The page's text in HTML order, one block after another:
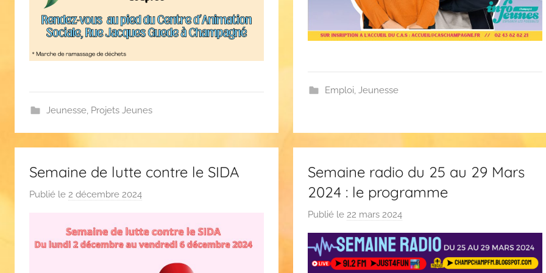
Jeunesse, Projets Jeunes
Emploi, Jeunesse
Semaine de lutte contre le SIDA
Publié le 2 décembre 2024
F
Semaine radio du 25 au 29 Mars
2024 : le programme
Publié le22 mars 2024
a
r
F